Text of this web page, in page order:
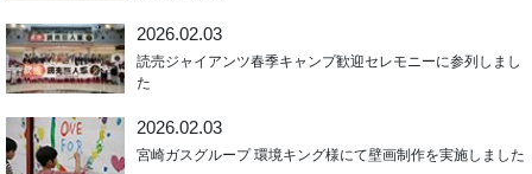
2026.02.03
読売ジャイアンツ春季キャンプ歓迎セレモニーに参列しまし
た
2026.02.03
宮崎ガスグループ 環境キング様にて壁画制作を実施しました